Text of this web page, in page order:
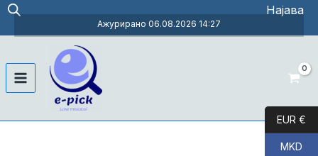
Skip
content
Најава
Ажурирано 06.08.2026 14:27
Main
EUR €
MKD